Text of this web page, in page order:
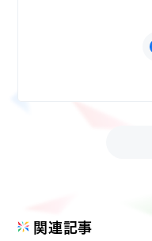
関連記事